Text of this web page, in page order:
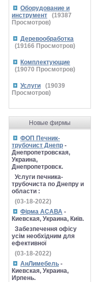
Оборудование и
инструмент
(19387
Просмотров)
Деревообработка
(19166 Просмотров)
Комплектующие
(19070 Просмотров)
Услуги (19039
Просмотров)
Новые фирмы
ФОП Печник-
трубочист Днепр -
Днепропетровская,
Украина,
Днепропетровск.
Услуги печника-
трубочиста по Днепру и
области :
(03-18-2022)
Фірма АСАВА -
Киевская, Украина, Київ.
Забезпечення офісу
усім необхідним для
ефективної
(03-18-2022)
АнЛимебель -
Киевская, Украина,
Ирпень.